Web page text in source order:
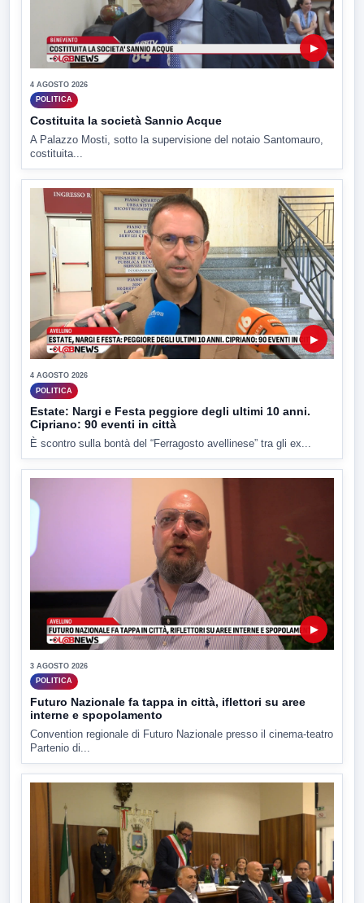
▶
4 AGOSTO 2026
POLITICA
Costituita la società Sannio Acque
A Palazzo Mosti, sotto la supervisione del notaio Santomauro,
costituita...
▶
4 AGOSTO 2026
POLITICA
Estate: Nargi e Festa peggiore degli ultimi 10 anni.
Cipriano: 90 eventi in città
È scontro sulla bontà del “Ferragosto avellinese” tra gli ex...
▶
3 AGOSTO 2026
POLITICA
Futuro Nazionale fa tappa in città, iflettori su aree
interne e spopolamento
Convention regionale di Futuro Nazionale presso il cinema-teatro
Partenio di...